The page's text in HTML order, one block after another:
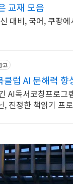
교재 모음
대비, 국어, 쿠팡
고
럽 AI 문해력 향
AI독서코칭프로
, 진정한 책읽기 프